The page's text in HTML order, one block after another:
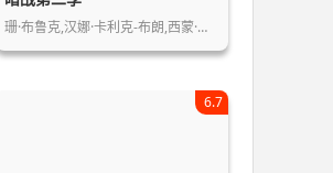
珊·布鲁克,汉娜·卡利克-布朗,西蒙·…
6.7